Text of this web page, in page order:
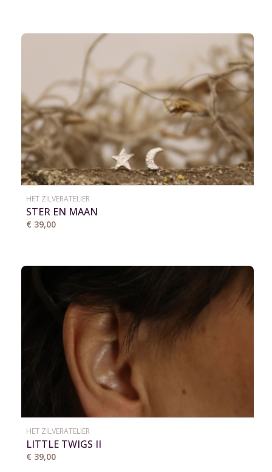
HET ZILVERATELIER
STER EN MAAN
€ 39,00
HET ZILVERATELIER
LITTLE TWIGS II
€ 39,00